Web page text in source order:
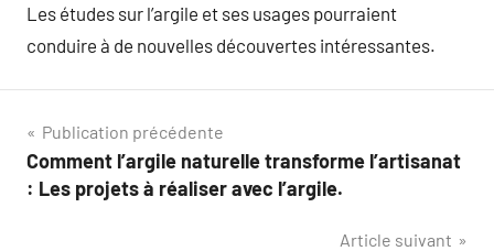
Les études sur l’argile et ses usages pourraient
conduire à de nouvelles découvertes intéressantes.
Navigation
de
Publication précédente
Comment l’argile naturelle transforme l’artisanat
: Les projets à réaliser avec l’argile.
Article suivant